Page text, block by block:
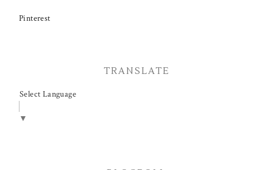
Pinterest
TRANSLATE
Select Language
▼